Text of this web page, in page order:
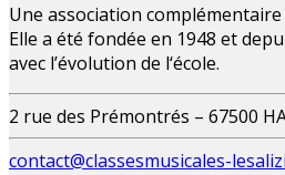
Une association complémentaire
Elle a été fondée en 1948 et
avec l’évolution de l‘école.
2 rue des Prémontrés – 67500
contact@classesmusicales-